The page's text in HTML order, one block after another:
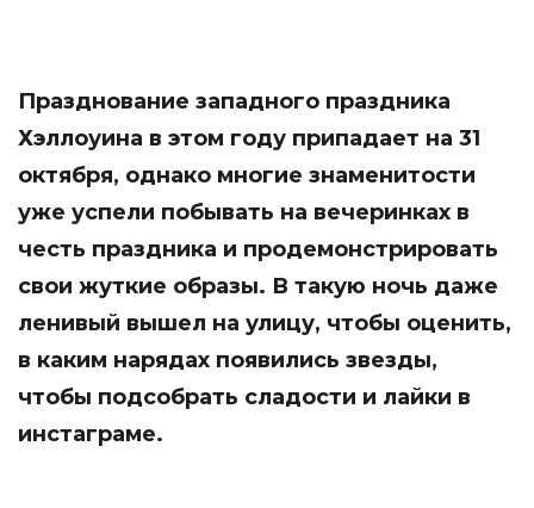
Празднование западного праздника
Хэллоуина в этом году припадает на 31
октября, однако многие знаменитости
уже успели побывать на вечеринках в
честь праздника и продемонстрировать
свои жуткие образы. В такую ночь даже
ленивый вышел на улицу, чтобы оценить,
в каким нарядах появились звезды,
чтобы подсобрать сладости и лайки в
инстаграме.